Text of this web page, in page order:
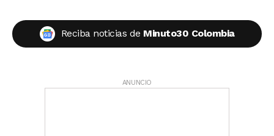
Reciba noticias de Minuto30 Colombia
ANUNCIO